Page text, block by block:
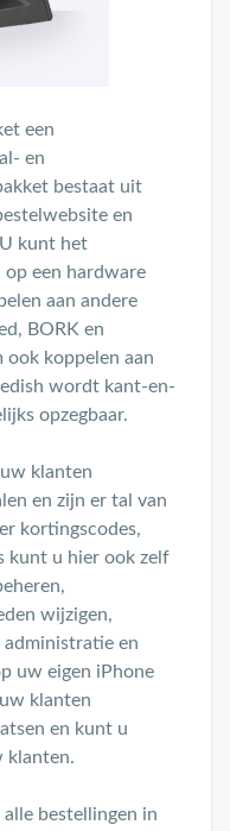
een
en
bestaat uit
en
kunt het
op een hardware
aan andere
BORK en
ook koppelen aan
wordt kant-en-
opzegbaar.
klanten
en zijn er tal van
kortingscodes,
kunt u hier ook zelf
wijzigen,
administratie en
uw eigen iPhone
klanten
en kunt u
klanten.
bestellingen in